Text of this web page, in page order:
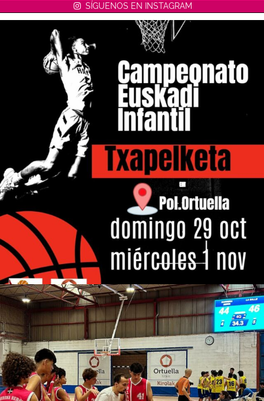
SÍGUENOS EN INSTAGRAM